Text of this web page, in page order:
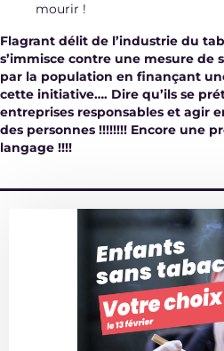
mourir !
Flagrant délit de l’industrie du
s’immisce contre une mesure
par la population en finançant
cette initiative…. Dire qu’ils se
entreprises responsables et agir
des personnes !!!!!!!! Encore une
langage !!!!